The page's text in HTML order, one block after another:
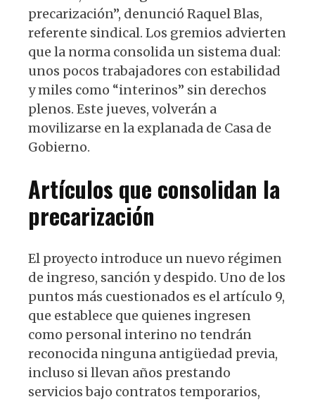
precarización”, denunció Raquel Blas,
referente sindical. Los gremios advierten
que la norma consolida un sistema dual:
unos pocos trabajadores con estabilidad
y miles como “interinos” sin derechos
plenos. Este jueves, volverán a
movilizarse en la explanada de Casa de
Gobierno.
Artículos que consolidan la
precarización
El proyecto introduce un nuevo régimen
de ingreso, sanción y despido. Uno de los
puntos más cuestionados es el artículo 9,
que establece que quienes ingresen
como personal interino no tendrán
reconocida ninguna antigüedad previa,
incluso si llevan años prestando
servicios bajo contratos temporarios,